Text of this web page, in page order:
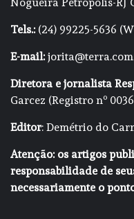
Tels.:(24) 99225-5636
E-mail:
Diretora e jornalista
Garcez (Registro nº
Editor: Demétrio do
Atenção: os artigos
responsabilidade de
necessariamente o